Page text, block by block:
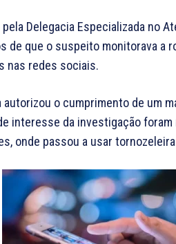
Delegacia Especializada no
de que o suspeito monitorava a
nas redes sociais.
o cumprimento de um
interesse da investigação
onde passou a usar